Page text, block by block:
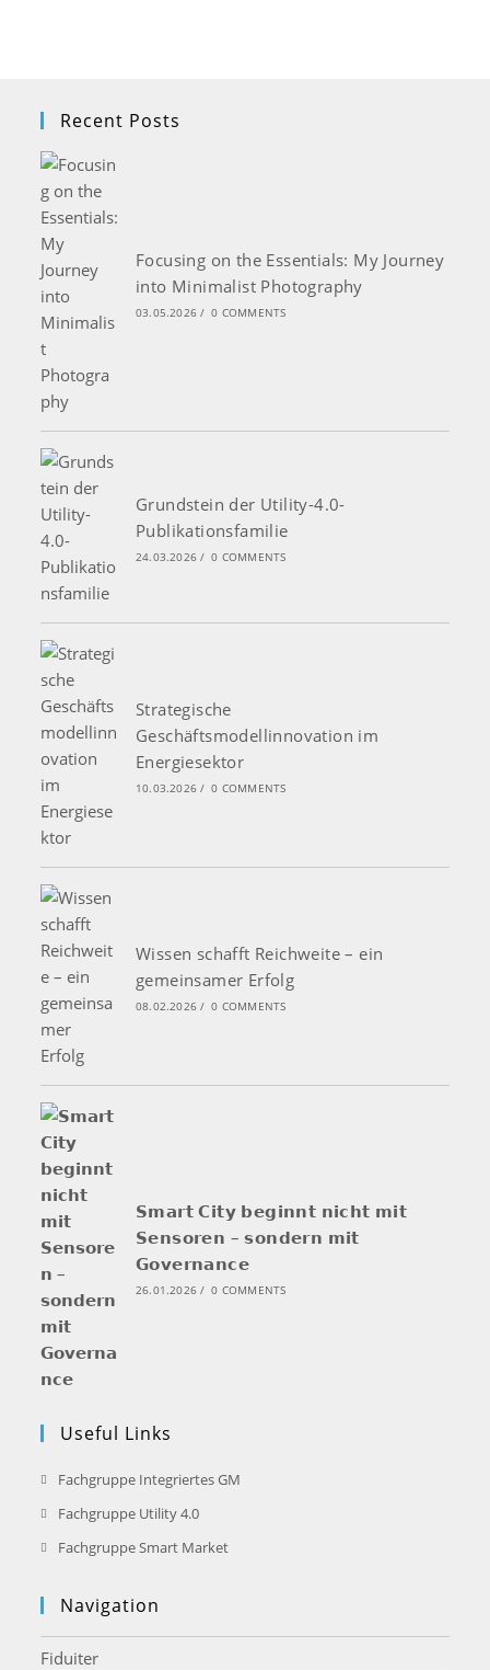
Recent Posts
Focusing on the Essentials: My Journey
into Minimalist Photography
03.05.2026 / 0 COMMENTS
Grundstein der Utility-4.0-
Publikationsfamilie
24.03.2026 / 0 COMMENTS
Strategische
Geschäftsmodellinnovation im
Energiesektor
10.03.2026 / 0 COMMENTS
Wissen schafft Reichweite – ein
gemeinsamer Erfolg
08.02.2026 / 0 COMMENTS
𝗦𝗺𝗮𝗿𝘁 𝗖𝗶𝘁𝘆 𝗯𝗲𝗴𝗶𝗻𝗻𝘁 𝗻𝗶𝗰𝗵𝘁 𝗺𝗶𝘁
𝗦𝗲𝗻𝘀𝗼𝗿𝗲𝗻 – 𝘀𝗼𝗻𝗱𝗲𝗿𝗻 𝗺𝗶𝘁
𝗚𝗼𝘃𝗲𝗿𝗻𝗮𝗻𝗰𝗲
26.01.2026 / 0 COMMENTS
Useful Links
Fachgruppe Integriertes GM
Fachgruppe Utility 4.0Opens
in
Fachgruppe Smart MarketOpens
Navigation
Fiduiter